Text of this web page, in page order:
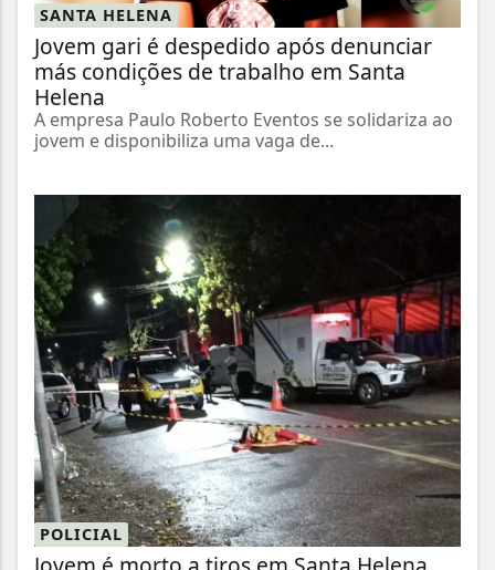
SANTA HELENA
Jovem gari é despedido após denunciar
más condições de trabalho em Santa
Helena
A empresa Paulo Roberto Eventos se solidariza ao
jovem e disponibiliza uma vaga de...
POLICIAL